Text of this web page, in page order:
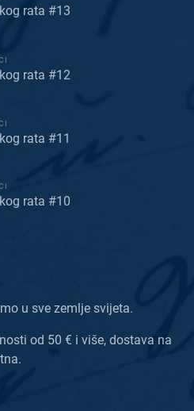
rata #13
rata #12
rata #11
rata #10
u sve zemlje svijeta.
od 50 € i više, dostava na